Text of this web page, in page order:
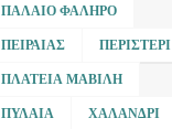
ΠΑΛΑΙΌ ΦΆΛΗΡΟ
ΠΕΙΡΑΙΆΣ ΠΕΡΙΣΤΈΡΙ
ΠΛΑΤΕΊΑ ΜΑΒΊΛΗ
ΠΥΛΑΊΑ ΧΑΛΆΝΔΡΙ